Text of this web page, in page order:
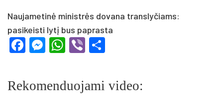
Naujametinė ministrės dovana translyčiams:
pasikeisti lytį bus paprasta
Facebook
Messenger
WhatsApp
Viber
Rekomenduojami video: